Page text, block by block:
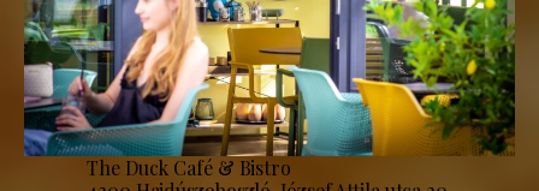
The Duck Café & Bistro